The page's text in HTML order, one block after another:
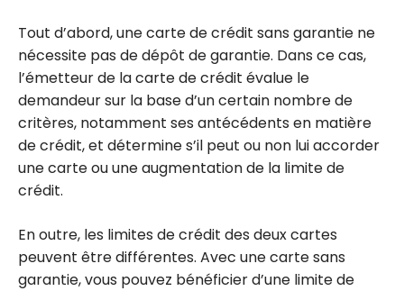
Tout d’abord, une carte de crédit sans garantie ne
nécessite pas de dépôt de garantie. Dans ce cas,
l’émetteur de la carte de crédit évalue le
demandeur sur la base d’un certain nombre de
critères, notamment ses antécédents en matière
de crédit, et détermine s’il peut ou non lui accorder
une carte ou une augmentation de la limite de
crédit.
En outre, les limites de crédit des deux cartes
peuvent être différentes. Avec une carte sans
garantie, vous pouvez bénéficier d’une limite de